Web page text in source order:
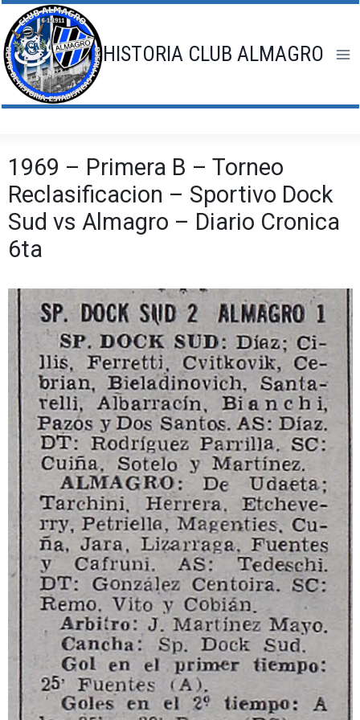
Saltar
al
contenido
HISTORIA CLUB ALMAGRO
1969 – Primera B – Torneo
Reclasificacion – Sportivo Dock
Sud vs Almagro – Diario Cronica
6ta